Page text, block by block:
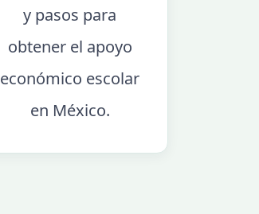
y pasos para
obtener el apoyo
económico escolar
en México.